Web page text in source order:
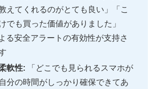
えてくれるのがとても良い」「こ
でも買った価値がありました」
る安全アラートの有効性が支持さ
軟性: 「どこでも見られるスマホが
分の時間がしっかり確保できてあ